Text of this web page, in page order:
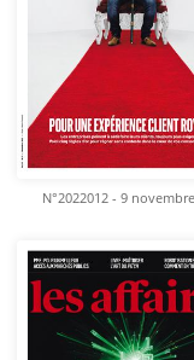
N°2022012 - 9